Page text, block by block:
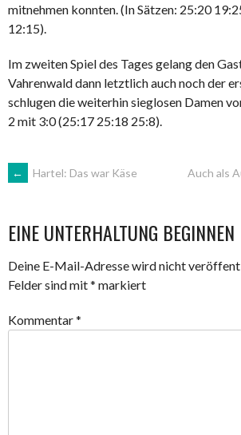
mitnehmen konnten. (In Sätzen: 25:20
12:15).
Im zweiten Spiel des Tages gelang den
Vahrenwald dann letztlich auch noch der
schlugen die weiterhin sieglosen Damen
2 mit 3:0 (25:17 25:18 25:8).
ARTIKEL-
NAVIGATION
← Hartel: Das war Käse
Auch als
EINE UNTERHALTUNG BEGINNEN
Deine E-Mail-Adresse wird nicht
Felder sind mit* markiert
Kommentar*